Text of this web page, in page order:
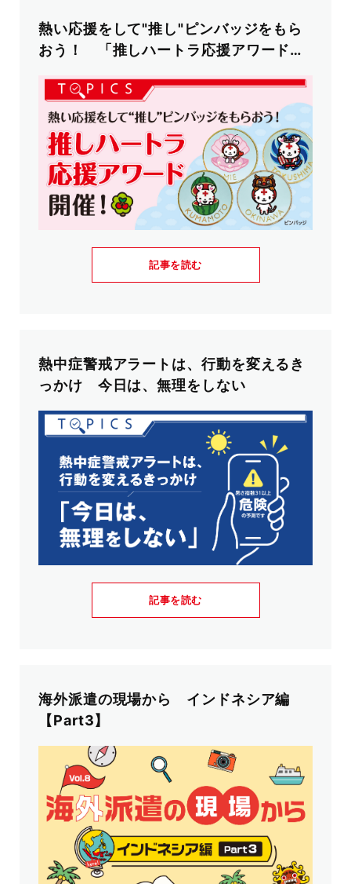
熱い応援をして"推し"ピンバッジをもら
おう！ 「推しハートラ応援アワード」
記事を読む
熱中症警戒アラートは、行動を変えるき
っかけ 今日は、無理をしない
記事を読む
海外派遣の現場から インドネシア編
【Part3】